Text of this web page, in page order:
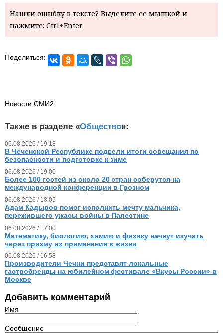
Нашли ошибку в тексте? Выделите ее мышкой и
нажмите: Ctrl+Enter
Поделиться:
Новости СМИ2
Также в разделе «Общество»:
06.08.2026 / 19.18
В Чеченской Республике подвели итоги совещания по
безопасности и подготовке к зиме
06.08.2026 / 19.00
Более 100 гостей из около 20 стран соберутся на
международной конференции в Грозном
06.08.2026 / 18.05
Адам Кадыров помог исполнить мечту мальчика,
пережившего ужасы войны в Палестине
06.08.2026 / 17.00
Математику, биологию, химию и физику начнут изучать
через призму их применения в жизни
06.08.2026 / 16.58
Производители Чечни представят локальные
гастробренды на юбилейном фестивале «Вкусы России» в
Москве
Добавить комментарий
Имя
Сообщение